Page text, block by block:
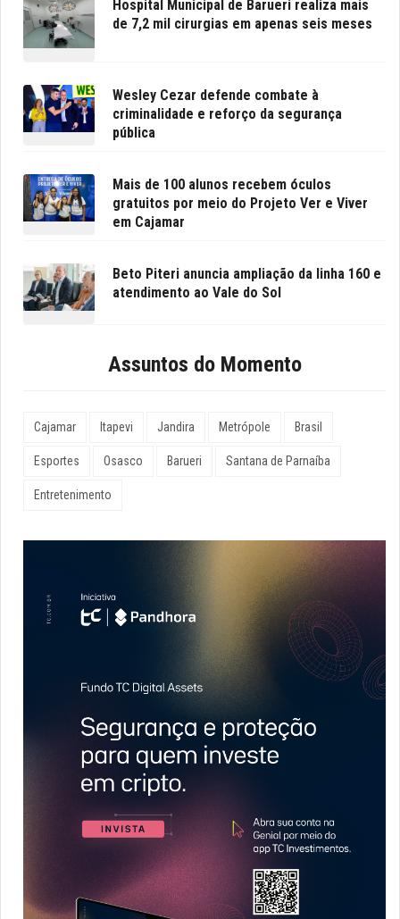
Hospital Municipal de Barueri realiza mais
de 7,2 mil cirurgias em apenas seis meses
Wesley Cezar defende combate à
criminalidade e reforço da segurança
pública
Mais de 100 alunos recebem óculos
gratuitos por meio do Projeto Ver e Viver
em Cajamar
Beto Piteri anuncia ampliação da linha 160 e
atendimento ao Vale do Sol
Assuntos do Momento
Cajamar Itapevi Jandira Metrópole Brasil
Esportes Osasco Barueri Santana de Parnaíba
Entretenimento